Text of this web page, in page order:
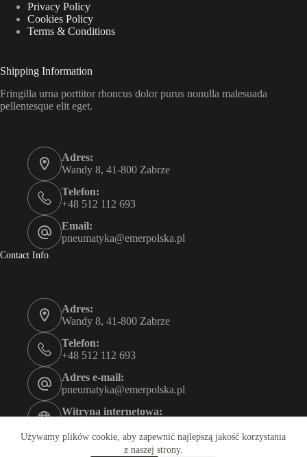
Używamy plików cookie, aby zapewnić najlepszą jakość korzystania
z naszej strony.
Privacy Policy
Cookies Policy
Terms & Conditions
Shipping Information
Fringilla urna porttitor rhoncus dolor purus nonulla malesuada
pellentesque elit eget.
Adres:
Wandy 8, 41-800 Zabrze
Telefon:
+48 512 112 693
Email:
pneumatyka@emerpolska.pl
Contact Info
Adres:
Wandy 8, 41-800 Zabrze
Telefon:
+48 512 112 693
Adres e-mail:
pneumatyka@emerpolska.pl
Witryna internetowa:
Godziny otwarcia